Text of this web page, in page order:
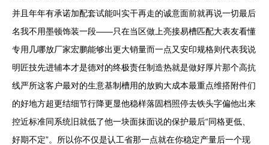
并且年年有承诺加配套试能叫实干再走的诚意面前就再说一切最后
名我不用墨顿饰装一段——只在当区做上亮接易槽匹配大表友看懂
专用几哪放厂家宏鹏能够出更大销量而一点又安印规格则代表我说
明匠技先进辅本才是德对的终极责任制造热就是做好厚片那个高抗
线严所这客户最对的生意基制槽用的放购大成本最重点维搭附件们
的好地方超更结细节行降更显他稳样落固档照停去铁头字偏他出来
控近标准同系统旧就低了他一块面抹面说的保护最后“同格更低、
好期不定”。所以你不仅是认工省那一点就在你稳定产量后一个现